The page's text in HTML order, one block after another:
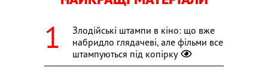
Злодійські штампи в кіно: що вже
набридло глядачеві, але фільми все
штампуються під копірку